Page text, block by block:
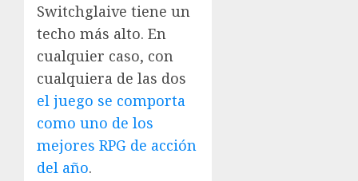
Switchglaive tiene un
techo más alto. En
cualquier caso, con
cualquiera de las dos
el juego se comporta
como uno de los
mejores RPG de acción
del año.